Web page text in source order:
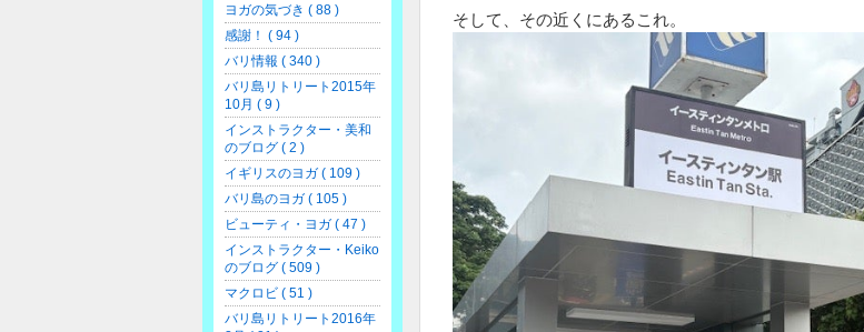
そして、その近くにあるこれ。
ヨガの気づき ( 88 )
感謝！ ( 94 )
バリ情報 ( 340 )
バリ島リトリート2015年
10月 ( 9 )
インストラクター・美和
のブログ ( 2 )
イギリスのヨガ ( 109 )
バリ島のヨガ ( 105 )
ビューティ・ヨガ ( 47 )
インストラクター・Keiko
のブログ ( 509 )
マクロビ ( 51 )
バリ島リトリート2016年